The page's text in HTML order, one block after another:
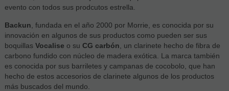
evento con todos sus prodcutos estrella.
Backun , fundada en el año 2000 por Morrie, es conocida por su
innovación en algunos de sus productos como pueden ser sus
boquillas Vocalise o su CG carbón , un clarinete hecho de fibra de
carbono fundido con núcleo de madera exótica. La marca también
es conocida por sus barriletes y campanas de cocobolo, que han
hecho de estos accesorios de clarinete algunos de los productos
más buscados del mundo.